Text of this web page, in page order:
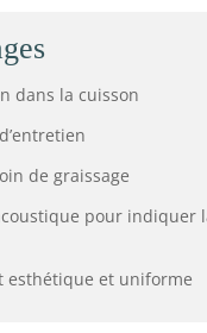
dans la cuisson
de graissage
pour indiquer
esthétique et uniforme